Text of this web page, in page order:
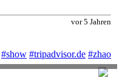
vor 5 Jahren
#show #tripadvisor.de #zhao
$$ - $$$